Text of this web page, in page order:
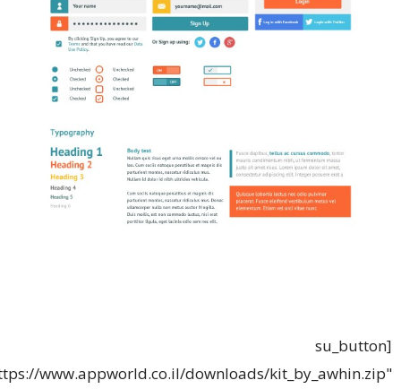
[su_button
www.appworld.co.il/downloads/kit_by_awhin.zip"